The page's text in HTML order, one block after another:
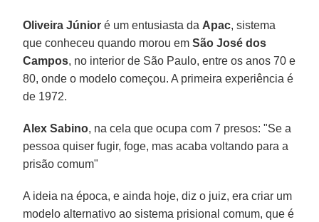
Oliveira Júnior é um entusiasta da Apac, sistema
que conheceu quando morou emSão José dos
Campos, no interior de São Paulo, entre os anos 70 e
80, onde o modelo começou. A primeira experiência é
de 1972.
Alex Sabino, na cela que ocupa com 7 presos: "Se a
pessoa quiser fugir, foge, mas acaba voltando para a
prisão comum"
A ideia na época, e ainda hoje, diz o juiz, era criar um
modelo alternativo ao sistema prisional comum, que é